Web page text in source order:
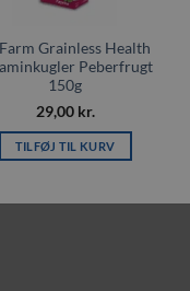
Grainless Health
Peberfrugt
150g
29,00 kr.
TILFØJ TIL KURV